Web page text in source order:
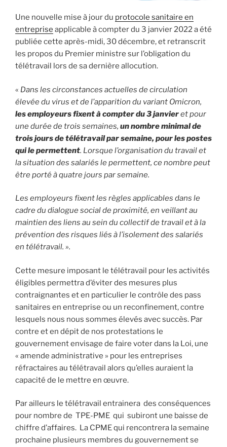
Une nouvelle mise à jour du protocole sanitaire en
entreprise applicable à compter du 3 janvier 2022 a été
publiée cette après-midi, 30 décembre, et retranscrit
les propos du Premier ministre sur l’obligation du
télétravail lors de sa dernière allocution.
« Dans les circonstances actuelles de circulation
élevée du virus et de l’apparition du variant Omicron,
les employeurs fixent à compter du 3 janvieret pour
une durée de trois semaines, un nombre minimal de
trois jours de télétravail par semaine, pour les postes
qui le permettent. Lorsque l’organisation du travail et
la situation des salariés le permettent, ce nombre peut
être porté à quatre jours par semaine.
Les employeurs fixent les règles applicables dans le
cadre du dialogue social de proximité, en veillant au
maintien des liens au sein du collectif de travail et à la
prévention des risques liés à l’isolement des salariés
en télétravail. ».
Cette mesure imposant le télétravail pour les activités
éligibles permettra d’éviter des mesures plus
contraignantes et en particulier le contrôle des pass
sanitaires en entreprise ou un reconfinement, contre
lesquels nous nous sommes élevés avec succès. Par
contre et en dépit de nos protestations le
gouvernement envisage de faire voter dans la Loi, une
« amende administrative » pour les entreprises
réfractaires au télétravail alors qu’elles auraient la
capacité de le mettre en œuvre.
Par ailleurs le télétravail entrainera des conséquences
pour nombre de TPE-PME qui subiront une baisse de
chiffre d’affaires. La CPME qui rencontrera la semaine
prochaine plusieurs membres du gouvernement se